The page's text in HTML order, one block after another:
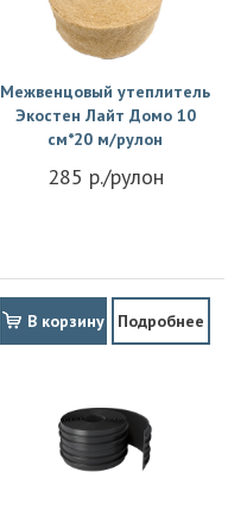
Межвенцовый утеплитель
Экостен Лайт Домо 10
см*20 м/рулон
285 р./рулон
В корзину Подробнее